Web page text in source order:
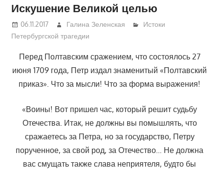
Искушение Великой целью
06.11.2017 Галина Зеленская
Истоки
Петербургской трагедии
Перед Полтавским сражением, что состоялось 27
июня 1709 года, Петр издал знаменитый «Полтавский
приказ». Что за мысли! Что за форма выражения!
«Воины! Вот пришел час, который решит судьбу
Отечества. Итак, не должны вы помышлять, что
сражаетесь за Петра, но за государство, Петру
порученное, за свой род, за Отечество… Не должна
вас смущать также слава неприятеля, будто бы